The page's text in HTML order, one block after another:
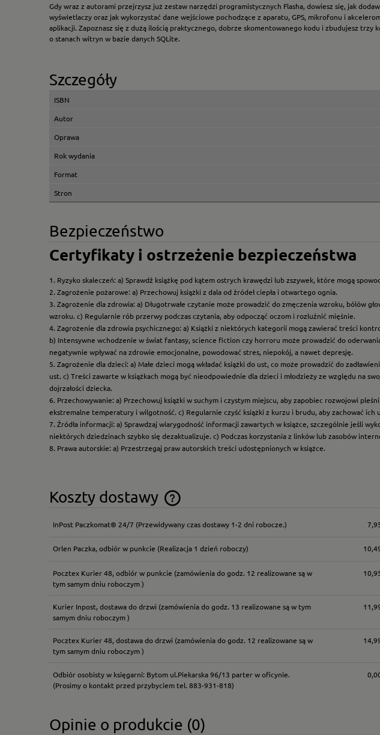
Gdy wraz z autorami przejrzysz już zestaw narzędzi programistycznych Flasha, dowiesz się, jak
wyświetlaczy oraz jak wykorzystać dane wejściowe pochodzące z aparatu, GPS, mikrofonu i
aplikacji. Zapoznasz się z dużą ilością praktycznego, dobrze skomentowanego kodu i zbudujesz
o stanach witryn w bazie danych SQLite.
Szczegóły
ISBN
Autor
Oprawa
Rok wydania
Format
Stron
Bezpieczeństwo
Certyfikaty i ostrzeżenie bezpieczeństwa
1. Ryzyko skaleczeń: a) Sprawdź książkę pod kątem ostrych krawędzi lub zszywek, które mogą
2. Zagrożenie pożarowe: a) Przechowuj książki z dala od źródeł ciepła i otwartego ognia.
3. Zagrożenie dla zdrowia: a) Długotrwałe czytanie może prowadzić do zmęczenia wzroku, bólów
wzroku. c) Regularnie rób przerwy podczas czytania, aby odpocząć oczom i rozluźnić mięśnie.
4. Zagrożenie dla zdrowia psychicznego: a) Książki z niektórych kategorii mogą zawierać treści
b) Intensywne wchodzenie w świat fantasy, science fiction czy horroru może prowadzić do
negatywnie wpływać na zdrowie emocjonalne, powodować stres, niepokój, a nawet depresję.
5. Zagrożenie dla dzieci: a) Małe dzieci mogą wkładać książki do ust, co może prowadzić do
ust. c) Treści zawarte w książkach mogą być nieodpowiednie dla dzieci i młodzieży ze względu na
dojrzałości dziecka.
6. Przechowywanie: a) Przechowuj książki w suchym i czystym miejscu, aby zapobiec rozwojowi
ekstremalne temperatury i wilgotność. c) Regularnie czyść książki z kurzu i brudu, aby zachować ich
7. Źródła informacji: a) Sprawdzaj wiarygodność informacji zawartych w książce, szczególnie jeśli
niektórych dziedzinach szybko się dezaktualizuje. c) Podczas korzystania z linków lub zasobów
8. Prawa autorskie: a) Przestrzegaj praw autorskich treści udostępnionych w książce.
Koszty dostawy
Cena nie zawiera ewentualnych kosztów
InPost Paczkomat® 24/7 (Przewidywany czas dostawy 1-2 dni robocze.)
Orlen Paczka, odbiór w punkcie (Realizacja 1 dzień roboczy)
Pocztex Kurier 48, odbiór w punkcie (zamówienia do godz. 12 realizowane są w
tym samym dniu roboczym )
Kurier Inpost, dostawa do drzwi (zamówienia do godz. 13 realizowane są w tym
samym dniu roboczym )
Pocztex Kurier 48, dostawa do drzwi (zamówienia do godz. 12 realizowane są w
tym samym dniu roboczym )
Odbiór osobisty w księgarni: Bytom ul.Piekarska 96/13 parter w oficynie.
(Prosimy o kontakt przed przybyciem tel. 883-931-818)
Opinie o produkcie (0)